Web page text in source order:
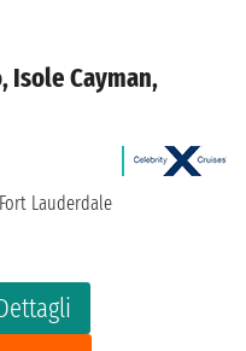
Isole Cayman,
Fort Lauderdale